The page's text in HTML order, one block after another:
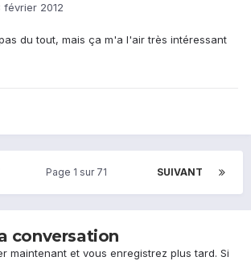
février 2012
du tout, mais ça m'a l'air très intéressant
SUIVANT
Page 1 sur 71
conversation
maintenant et vous enregistrez plus tard. Si